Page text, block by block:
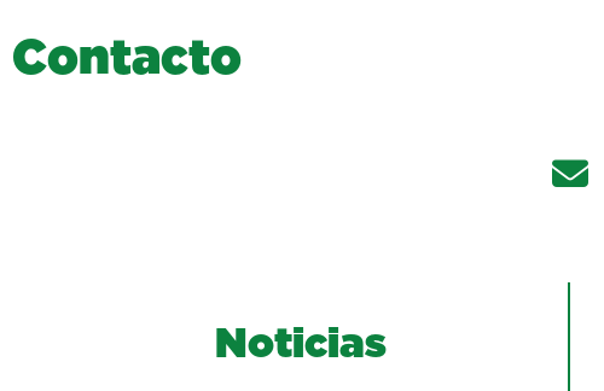
Contacto
Noticias